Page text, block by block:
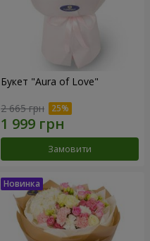
Букет "Aura of Love"
2 665 грн
Замовити